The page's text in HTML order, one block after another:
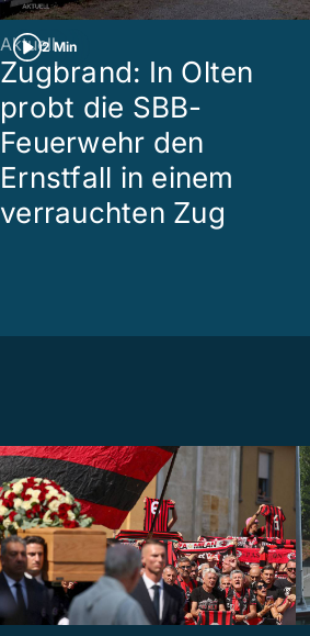
2 Min
Aktuell
Zugbrand: In Olten
probt die SBB-
Feuerwehr den
Ernstfall in einem
verrauchten Zug